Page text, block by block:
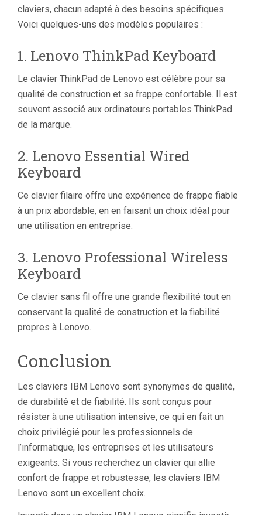
claviers, chacun adapté à des besoins spécifiques.
Voici quelques-uns des modèles populaires :
1. Lenovo ThinkPad Keyboard
Le clavier ThinkPad de Lenovo est célèbre pour sa
qualité de construction et sa frappe confortable. Il est
souvent associé aux ordinateurs portables ThinkPad
de la marque.
2. Lenovo Essential Wired
Keyboard
Ce clavier filaire offre une expérience de frappe fiable
à un prix abordable, en en faisant un choix idéal pour
une utilisation en entreprise.
3. Lenovo Professional Wireless
Keyboard
Ce clavier sans fil offre une grande flexibilité tout en
conservant la qualité de construction et la fiabilité
propres à Lenovo.
Conclusion
Les claviers IBM Lenovo sont synonymes de qualité,
de durabilité et de fiabilité. Ils sont conçus pour
résister à une utilisation intensive, ce qui en fait un
choix privilégié pour les professionnels de
l’informatique, les entreprises et les utilisateurs
exigeants. Si vous recherchez un clavier qui allie
confort de frappe et robustesse, les claviers IBM
Lenovo sont un excellent choix.